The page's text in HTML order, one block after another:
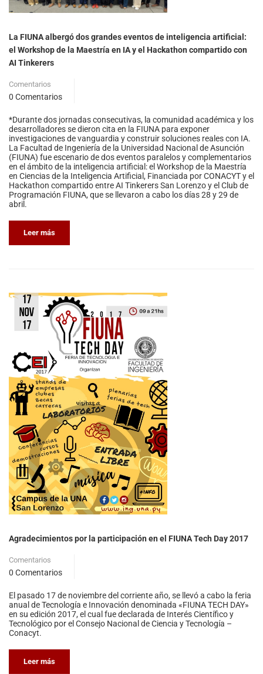
La FIUNA albergó dos grandes eventos de inteligencia artificial:
el Workshop de la Maestría en IA y el Hackathon compartido con
AI Tinkerers
Comentarios
0 Comentarios
*Durante dos jornadas consecutivas, la comunidad académica y los
desarrolladores se dieron cita en la FIUNA para exponer
investigaciones de vanguardia y construir soluciones reales con IA.
La Facultad de Ingeniería de la Universidad Nacional de Asunción
(FIUNA) fue escenario de dos eventos paralelos y complementarios
en el ámbito de la inteligencia artificial: el Workshop de la Maestría
en Ciencias de la Inteligencia Artificial, Financiada por CONACYT y el
Hackathon compartido entre AI Tinkerers San Lorenzo y el Club de
Programación FIUNA, que se llevaron a cabo los días 28 y 29 de
abril.
Leer más
Agradecimientos por la participación en el FIUNA Tech Day 2017
Comentarios
0 Comentarios
El pasado 17 de noviembre del corriente año, se llevó a cabo la feria
anual de Tecnología e Innovación denominada «FIUNA TECH DAY»
en su edición 2017, el cual fue declarada de Interés Científico y
Tecnológico por el Consejo Nacional de Ciencia y Tecnología –
Conacyt.
Leer más